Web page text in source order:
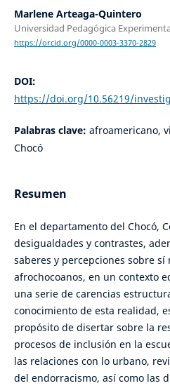
Marlene Arteaga-Quintero
Universidad Pedagógica
https://orcid.org/0000-0003-3370-2829
DOI:
https://doi.org/10.56219/
Palabras clave: afroamericano,
Chocó
Resumen
En el departamento del Chocó,
desigualdades y contrastes,
saberes y percepciones sobre
afrochocoanos, en un contexto
una serie de carencias
conocimiento de esta realidad,
propósito de disertar sobre la
procesos de inclusión en la
las relaciones con lo urbano,
del endorracismo, así como las